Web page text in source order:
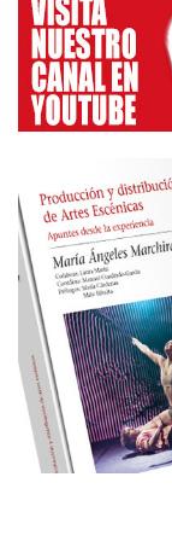
el propio
de la
“vuelve”, sino
matiz muy
Pasqual es
cooperativa
Gracia, fundó
en el arte, en
espectadores,
universal en
y actores, hoy
trasladó a su
convirtió en
quiebra, se
desgarro. Y